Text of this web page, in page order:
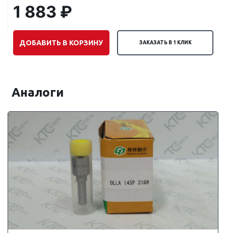
1 883 ₽
ДОБАВИТЬ В КОРЗИНУ ЗАКАЗАТЬ В 1 КЛИК
Аналоги